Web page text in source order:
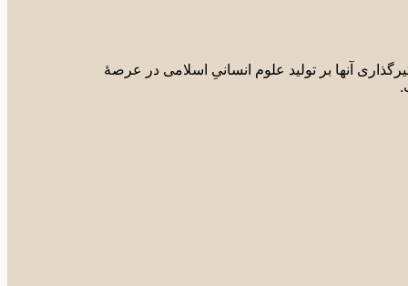
آنها بر تولید علوم انسانیِ اسلامی در عرصۀ